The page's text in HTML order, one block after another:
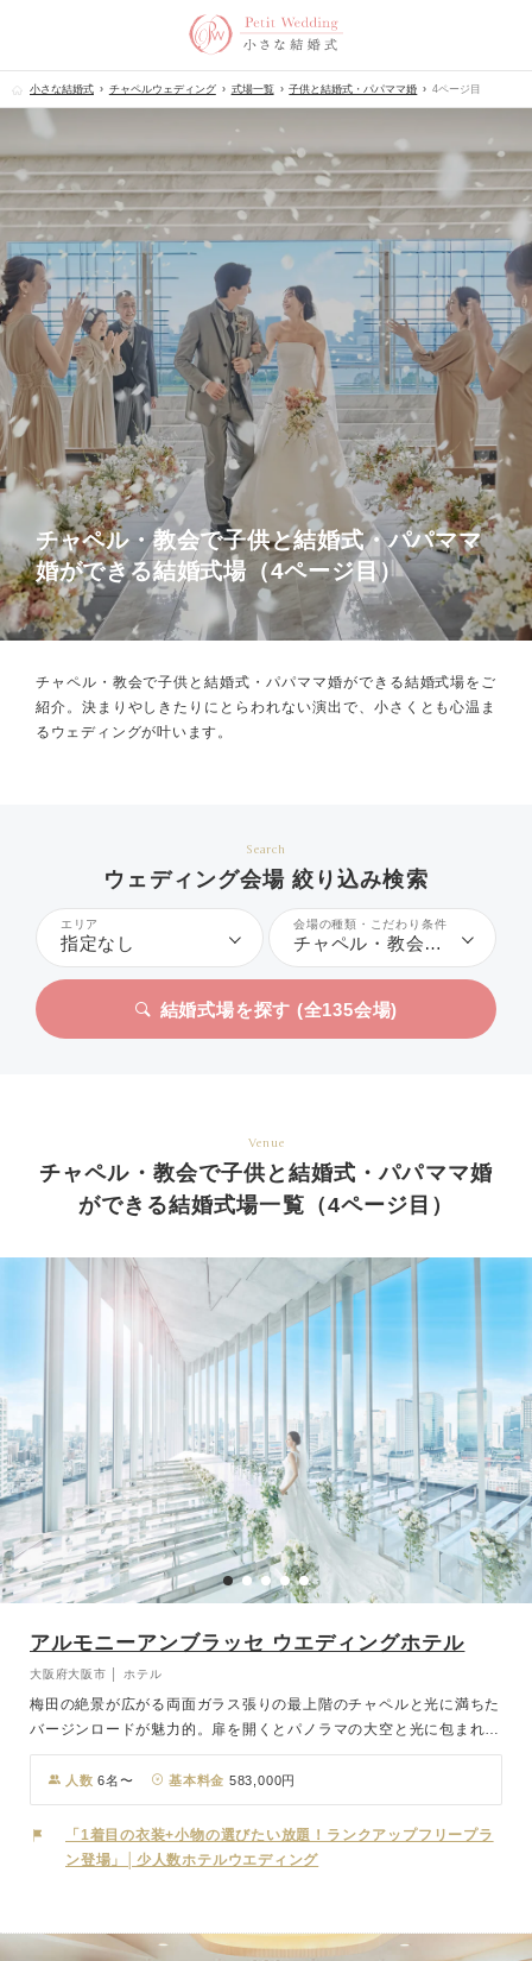
小さな結婚式 チャペルウェディング 式場一覧 子供と結婚式・パパママ婚 4ページ目
チャペル・教会で子供と結婚式・パパママ
婚ができる結婚式場（4ページ目）
チャペル・教会で子供と結婚式・パパママ婚ができる結婚式場をご
紹介。 決まりやしきたりにとらわれない演出で、小さくとも心温ま
るウェディングが叶います。
Search
ウェディング会場 絞り込み検索
エリア
指定なし
会場の種類・こだわり条件
チャペル・教会、子供と結婚式・パパママ婚
結婚式場を探す (全135会場)
Venue
チャペル・教会で子供と結婚式・パパママ婚
ができる結婚式場一覧（4ページ目）
アルモニーアンブラッセ ウエディングホテル
大阪府大阪市 │ ホテル
梅田の絶景が広がる両面ガラス張りの最上階のチャペルと光に満ちた
バージンロードが魅力的。扉を開くとパノラマの大空と光に包まれた
絶景がおふたりを迎えてくれます。挙式後のフラワーシャワーも天候
を気にすることなく、ゲストとの楽しいひと時をお過ごしいただけま
す。大阪梅田のイルミネーションが輝くナイトウェディングもおすす
めです。
人数 6名〜 基本料金 583,000円
「1着目の衣装+小物の選びたい放題！ランクアップフリープラ
ン登場」│少人数ホテルウエディング